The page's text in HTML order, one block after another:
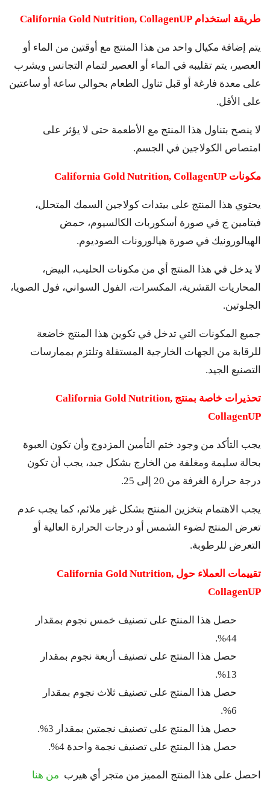
طريقة استخدام California Gold Nutrition, CollagenUP
يتم إضافة مكيال واحد من هذا المنتج مع أوقتين من الماء أو
العصير، يتم تقليبه في الماء أو العصير لتمام التجانس ويشرب
على معدة فارغة أو قبل تناول الطعام بحوالي ساعة أو ساعتين
على الأقل.
لا ينصح بتناول هذا المنتج مع الأطعمة حتى لا يؤثر على
امتصاص الكولاجين في الجسم.
مكونات California Gold Nutrition, CollagenUP
يحتوي هذا المنتج على بيتدات كولاجين السمك المتحلل،
فيتامين ج في صورة أسكوربات الكالسيوم، حمض
الهيالورونيك في صورة هيالورونات الصوديوم.
لا يدخل في هذا المنتج أي من مكونات الحليب، البيض،
المحاريات القشرية، المكسرات، الفول السواني، فول الصويا،
الجلوتين.
جميع المكونات التي تدخل في تكوين هذا المنتج خاضعة
للرقابة من الجهات الخارجية المستقلة وتلتزم بممارسات
التصنيع الجيد.
تحذيرات خاصة بمنتج California Gold Nutrition,
CollagenUP
يجب التأكد من وجود ختم التأمين المزدوج وأن تكون العبوة
بحالة سليمة ومغلفة من الخارج بشكل جيد، يجب أن تكون
درجة حرارة الغرفة من 20 إلى 25.
يجب الاهتمام بتخزين المنتج بشكل غير ملائم، كما يجب عدم
تعرض المنتج لضوء الشمس أو درجات الحرارة العالية أو
التعرض للرطوبة.
تقييمات العملاء حول California Gold Nutrition,
CollagenUP
حصل هذا المنتج على تصنيف خمس نجوم بمقدار
44%.
حصل هذا المنتج على تصنيف أربعة نجوم بمقدار
13%.
حصل هذا المنتج على تصنيف ثلاث نجوم بمقدار
6%.
حصل هذا المنتج على تصنيف نجمتين بمقدار 3%.
حصل هذا المنتج على تصنيف نجمة واحدة 4%.
احصل على هذا المنتج المميز من متجر أي هيرب من هنا